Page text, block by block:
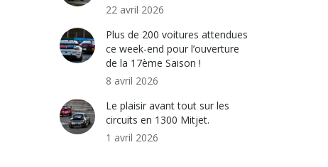
22 avril 2026
Plus de 200 voitures attendues
ce week-end pour l’ouverture
de la 17ème Saison !
8 avril 2026
Le plaisir avant tout sur les
circuits en 1300 Mitjet.
1 avril 2026